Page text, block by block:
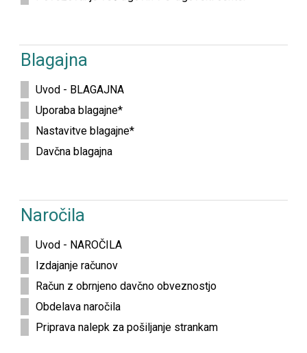
Blagajna
Uvod - BLAGAJNA
Uporaba blagajne*
Nastavitve blagajne*
Davčna blagajna
Naročila
Uvod - NAROČILA
Izdajanje računov
Račun z obrnjeno davčno obveznostjo
Obdelava naročila
Priprava nalepk za pošiljanje strankam